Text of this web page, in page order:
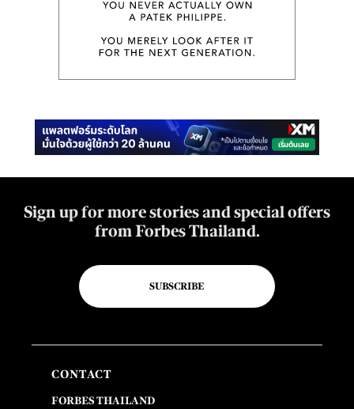
Sign up for more stories and special offers
from Forbes Thailand.
SUBSCRIBE
CONTACT
FORBES THAILAND